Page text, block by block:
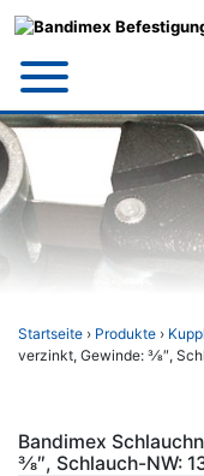
Startseite › Produkte ›
verzinkt, Gewinde: 3⁄8″,
Bandimex
3⁄8″, Schlauch-NW: